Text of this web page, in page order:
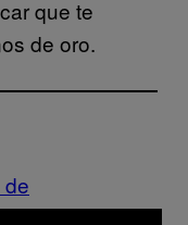
que te
de oro.